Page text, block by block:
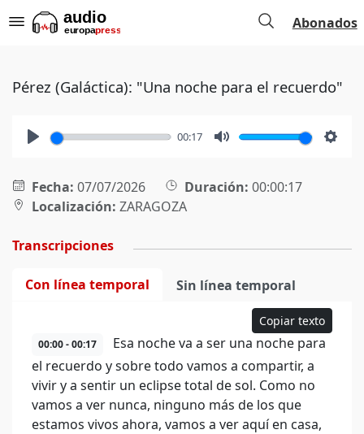
Abonados
Pérez (Galáctica): "Una noche para el recuerdo"
00:17
Fecha: 07/07/2026 Duración: 00:00:17
Localización: ZARAGOZA
Transcripciones
Con línea temporal Sin línea temporal
Copiar texto
00:00 - 00:17
Esa noche va a ser una noche para
el recuerdo y sobre todo vamos a compartir, a
vivir y a sentir un eclipse total de sol. Como no
vamos a ver nunca, ninguno más de los que
estamos vivos ahora, vamos a ver aquí en casa,